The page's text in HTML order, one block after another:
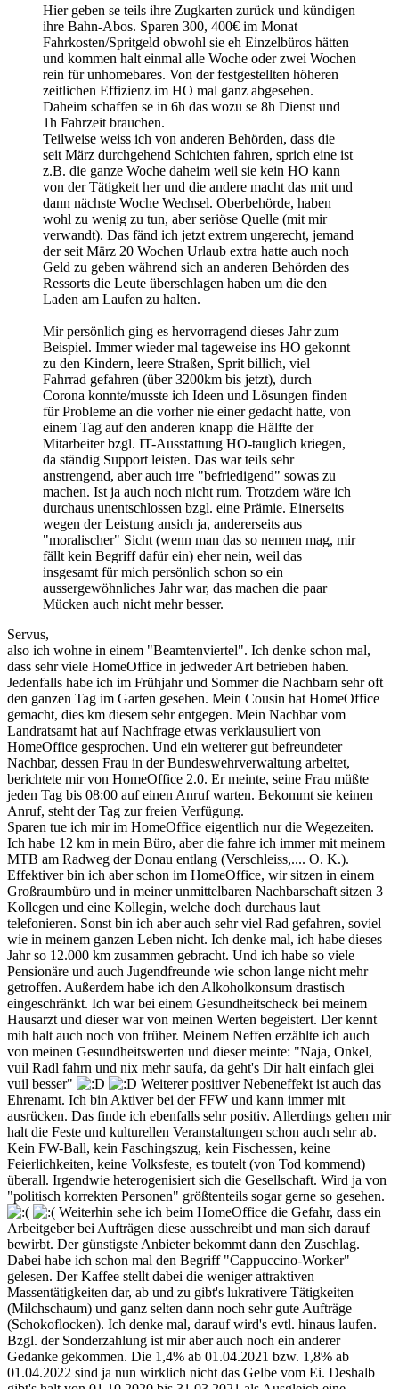
Hier geben se teils ihre Zugkarten zurück und kündigen
ihre Bahn-Abos. Sparen 300, 400€ im Monat
Fahrkosten/Spritgeld obwohl sie eh Einzelbüros hätten
und kommen halt einmal alle Woche oder zwei Wochen
rein für unhomebares. Von der festgestellten höheren
zeitlichen Effizienz im HO mal ganz abgesehen.
Daheim schaffen se in 6h das wozu se 8h Dienst und
1h Fahrzeit brauchen.
Teilweise weiss ich von anderen Behörden, dass die
seit März durchgehend Schichten fahren, sprich eine ist
z.B. die ganze Woche daheim weil sie kein HO kann
von der Tätigkeit her und die andere macht das mit und
dann nächste Woche Wechsel. Oberbehörde, haben
wohl zu wenig zu tun, aber seriöse Quelle (mit mir
verwandt). Das fänd ich jetzt extrem ungerecht, jemand
der seit März 20 Wochen Urlaub extra hatte auch noch
Geld zu geben während sich an anderen Behörden des
Ressorts die Leute überschlagen haben um die den
Laden am Laufen zu halten.
Mir persönlich ging es hervorragend dieses Jahr zum
Beispiel. Immer wieder mal tageweise ins HO gekonnt
zu den Kindern, leere Straßen, Sprit billich, viel
Fahrrad gefahren (über 3200km bis jetzt), durch
Corona konnte/musste ich Ideen und Lösungen finden
für Probleme an die vorher nie einer gedacht hatte, von
einem Tag auf den anderen knapp die Hälfte der
Mitarbeiter bzgl. IT-Ausstattung HO-tauglich kriegen,
da ständig Support leisten. Das war teils sehr
anstrengend, aber auch irre "befriedigend" sowas zu
machen. Ist ja auch noch nicht rum. Trotzdem wäre ich
durchaus unentschlossen bzgl. eine Prämie. Einerseits
wegen der Leistung ansich ja, andererseits aus
"moralischer" Sicht (wenn man das so nennen mag, mir
fällt kein Begriff dafür ein) eher nein, weil das
insgesamt für mich persönlich schon so ein
aussergewöhnliches Jahr war, das machen die paar
Mücken auch nicht mehr besser.
Servus,
also ich wohne in einem "Beamtenviertel". Ich denke schon mal,
dass sehr viele HomeOffice in jedweder Art betrieben haben.
Jedenfalls habe ich im Frühjahr und Sommer die Nachbarn sehr oft
den ganzen Tag im Garten gesehen. Mein Cousin hat HomeOffice
gemacht, dies km diesem sehr entgegen. Mein Nachbar vom
Landratsamt hat auf Nachfrage etwas verklausuliert von
HomeOffice gesprochen. Und ein weiterer gut befreundeter
Nachbar, dessen Frau in der Bundeswehrverwaltung arbeitet,
berichtete mir von HomeOffice 2.0. Er meinte, seine Frau müßte
jeden Tag bis 08:00 auf einen Anruf warten. Bekommt sie keinen
Anruf, steht der Tag zur freien Verfügung.
Sparen tue ich mir im HomeOffice eigentlich nur die Wegezeiten.
Ich habe 12 km in mein Büro, aber die fahre ich immer mit meinem
MTB am Radweg der Donau entlang (Verschleiss,.... O. K.).
Effektiver bin ich aber schon im HomeOffice, wir sitzen in einem
Großraumbüro und in meiner unmittelbaren Nachbarschaft sitzen 3
Kollegen und eine Kollegin, welche doch durchaus laut
telefonieren. Sonst bin ich aber auch sehr viel Rad gefahren, soviel
wie in meinem ganzen Leben nicht. Ich denke mal, ich habe dieses
Jahr so 12.000 km zusammen gebracht. Und ich habe so viele
Pensionäre und auch Jugendfreunde wie schon lange nicht mehr
getroffen. Außerdem habe ich den Alkoholkonsum drastisch
eingeschränkt. Ich war bei einem Gesundheitscheck bei meinem
Hausarzt und dieser war von meinen Werten begeistert. Der kennt
mih halt auch noch von früher. Meinem Neffen erzählte ich auch
von meinen Gesundheitswerten und dieser meinte: "Naja, Onkel,
vuil Radl fahrn und nix mehr saufa, da geht's Dir halt einfach glei
vuil besser"
Weiterer positiver Nebeneffekt ist auch das
Ehrenamt. Ich bin Aktiver bei der FFW und kann immer mit
ausrücken. Das finde ich ebenfalls sehr positiv. Allerdings gehen mir
halt die Feste und kulturellen Veranstaltungen schon auch sehr ab.
Kein FW-Ball, kein Faschingszug, kein Fischessen, keine
Feierlichkeiten, keine Volksfeste, es toutelt (von Tod kommend)
überall. Irgendwie heterogenisiert sich die Gesellschaft. Wird ja von
"politisch korrekten Personen" größtenteils sogar gerne so gesehen.
Weiterhin sehe ich beim HomeOffice die Gefahr, dass ein
Arbeitgeber bei Aufträgen diese ausschreibt und man sich darauf
bewirbt. Der günstigste Anbieter bekommt dann den Zuschlag.
Dabei habe ich schon mal den Begriff "Cappuccino-Worker"
gelesen. Der Kaffee stellt dabei die weniger attraktiven
Massentätigkeiten dar, ab und zu gibt's lukrativere Tätigkeiten
(Milchschaum) und ganz selten dann noch sehr gute Aufträge
(Schokoflocken). Ich denke mal, darauf wird's evtl. hinaus laufen.
Bzgl. der Sonderzahlung ist mir aber auch noch ein anderer
Gedanke gekommen. Die 1,4% ab 01.04.2021 bzw. 1,8% ab
01.04.2022 sind ja nun wirklich nicht das Gelbe vom Ei. Deshalb